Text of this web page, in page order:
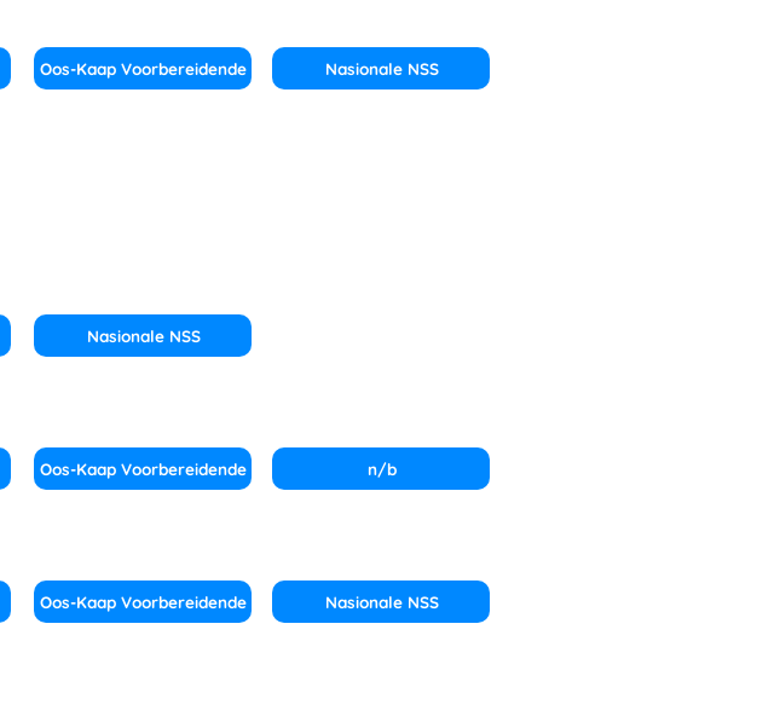
Oos-Kaap Voorbereidende Nasionale NSS
Nasionale NSS
Oos-Kaap Voorbereidende n/b
Oos-Kaap Voorbereidende Nasionale NSS